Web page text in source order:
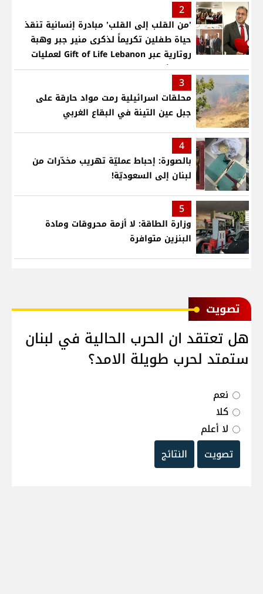
2
'من القلب إلى القلب' مبادرة إنسانية تنقذ
حياة طفلين تكريماً لذكرى منير جبر وهبة
روتارية عبر Gift of Life Lebanon لعمليات
قلب لأطفال في مستشفى حمود الجامعي
3
محلقات اسرائيلية رمت مواد حارقة على
جبل عين التينة في البقاع الغربي
4
بالصورة: إحباط عمليّة تهريب مخدّرات من
لبنان إلى السعوديّة!
5
وزارة الطاقة: لا أزمة محروقات ومادة
البنزين متوافرة
ﺗﺼﻮﻳﺖ
هل تعتقد ان الحرب الحالية في لبنان
ستمتد لحرب طويلة الامد؟
نعم
كلا
لا أعلم
تصويت
النتائج